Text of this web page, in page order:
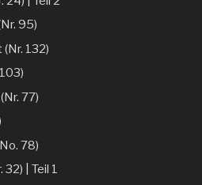
95)
132)
77)
78)
32) | Teil 1